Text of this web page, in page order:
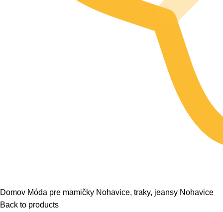
Domov Móda pre mamičky Nohavice, traky, jeansy Nohavice
Back to products